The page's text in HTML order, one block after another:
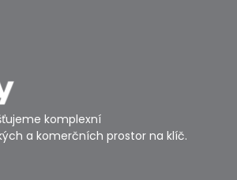
komplexní
a komerčních prostor na klíč.